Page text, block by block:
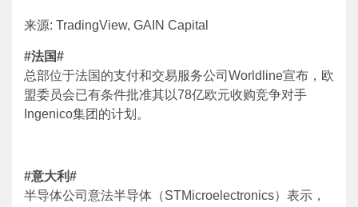
来源: TradingView, GAIN Capital
#法国#
总部位于法国的支付和交易服务公司Worldline宣布，欧
盟委员会已有条件批准其以78亿欧元收购竞争对手
Ingenico集团的计划。
#意大利#
半导体公司意法半导体（STMicroelectronics）表示，